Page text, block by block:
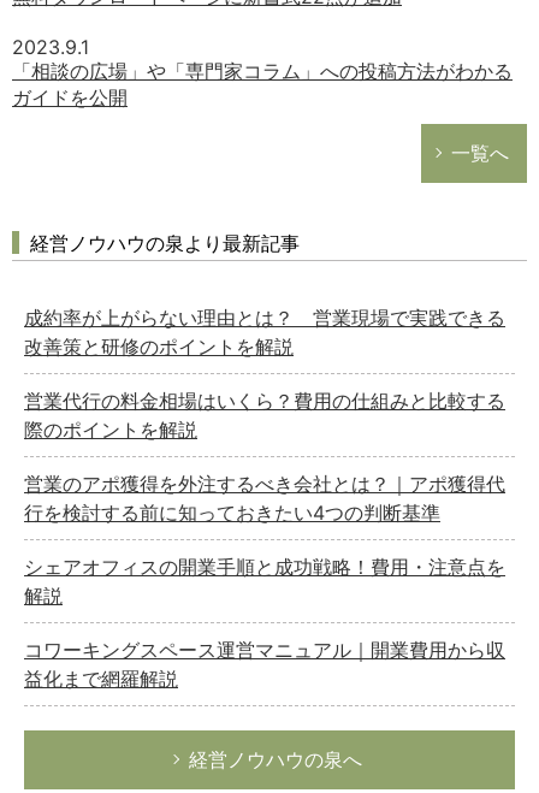
2023.9.1
「相談の広場」や「専門家コラム」への投稿方法がわかる
ガイドを公開
一覧へ
経営ノウハウの泉より最新記事
成約率が上がらない理由とは？ 営業現場で実践できる
改善策と研修のポイントを解説
営業代行の料金相場はいくら？費用の仕組みと比較する
際のポイントを解説
営業のアポ獲得を外注するべき会社とは？｜アポ獲得代
行を検討する前に知っておきたい4つの判断基準
シェアオフィスの開業手順と成功戦略！費用・注意点を
解説
コワーキングスペース運営マニュアル｜開業費用から収
益化まで網羅解説
経営ノウハウの泉へ